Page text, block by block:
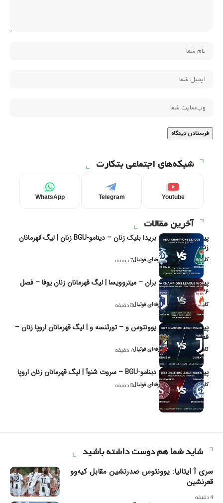
شبکه‌های اجتماعی بتکارت
Youtube
Telegram
WhatsApp
آخرین مقالات
پیش‌بینی و تحلیل بریدا بلیک زنان – دینامو-BGU زنان | لیگ قهرمانان
زنان یوفا
کاوه نیک‌فر، تحلیل‌گر حرفه‌ای فوتبال7 دقیقه
پیش‌بینی و تحلیل بران – میتروویسا | لیگ قهرمانان زنان یوفا – فصل
۲۰۲۶
کاوه نیک‌فر، تحلیل‌گر حرفه‌ای فوتبال8 دقیقه
پیش‌بینی و تحلیل یوونتوس و – تورئنسه و | لیگ قهرمانان اروپا زنان –
فصل ۲۰۲۶
کاوه نیک‌فر، تحلیل‌گر حرفه‌ای فوتبال7 دقیقه
پیش‌بینی و تحلیل دینامو-BGU – سروت شنوآ | لیگ قهرمانان زنان اروپا
کاوه نیک‌فر، تحلیل‌گر حرفه‌ای فوتبال8 دقیقه
شاید شما هم دوست داشته باشید
سری آ ایتالیا: یوونتوس صدرنشین مقابل کیه‌وو
قعرنشین
4 دقیقه